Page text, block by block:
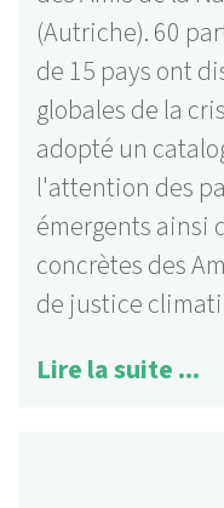
(Autriche). 60
de 15 pays ont
globales de la
adopté un
l'attention des
émergents ainsi
concrètes des
de justice
Lire la suite ...